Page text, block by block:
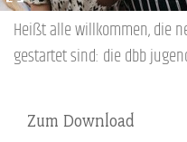
Heißt alle willkommen, die
gestartet sind: die dbb
Zum Download